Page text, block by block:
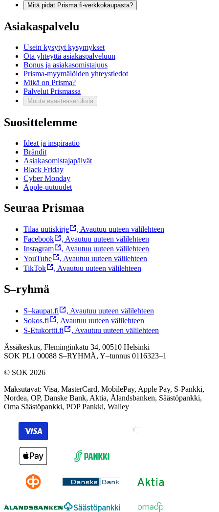
Mitä pidät Prisma.fi-verkkokaupasta?
Asiakaspalvelu
Usein kysytyt kysymykset
Ota yhteyttä asiakaspalveluun
Bonus ja asiakasomistajuus
Prisma-myymälöiden yhteystiedot
Mikä on Prisma?
Palvelut Prismassa
Muuta evästeasetuksia
Suosittelemme
Ideat ja inspiraatio
Brändit
Asiakasomistajapäivät
Black Friday
Cyber Monday
Apple-uutuudet
Seuraa Prismaa
Tilaa uutiskirje , Avautuu uuteen välilehteen
Facebook
, Avautuu uuteen välilehteen
Instagram
, Avautuu uuteen välilehteen
YouTube
, Avautuu uuteen välilehteen
TikTok
, Avautuu uuteen välilehteen
S–ryhmä
S–kaupat.fi , Avautuu uuteen välilehteen
Sokos.fi
, Avautuu uuteen välilehteen
S-Etukortti.fi
, Avautuu uuteen välilehteen
Ässäkeskus, Fleminginkatu 34, 00510 Helsinki
SOK PL1 00088 S–RYHMÄ, Y–tunnus 0116323–1
© SOK 2026
Maksutavat: Visa, MasterCard, MobilePay, Apple Pay, S-Pankki,
Nordea, OP, Danske Bank, Aktia, Ålandsbanken, Säästöpankki,
Oma Säästöpankki, POP Pankki, Walley